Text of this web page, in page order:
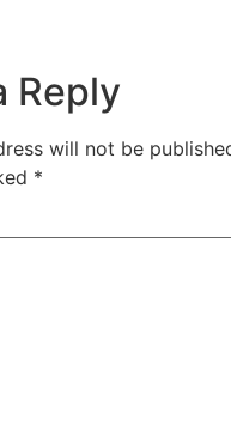
Reply
will not be
*